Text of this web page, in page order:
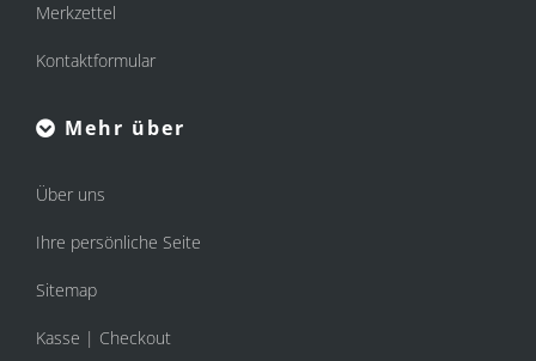
Merkzettel
Kontaktformular
Mehr über
Über uns
Ihre persönliche Seite
Sitemap
Kasse | Checkout